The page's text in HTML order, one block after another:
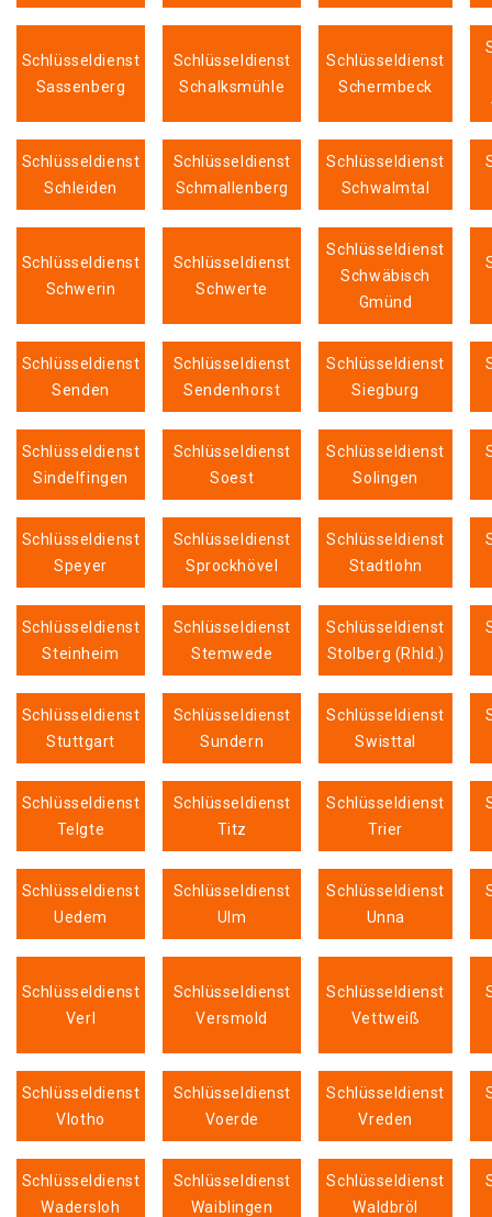
Schlüsseldienst
Sassenberg
Schlüsseldienst
Schalksmühle
Schlüsseldienst
Schermbeck
Schlüsseldienst
Schleiden
Schlüsseldienst
Schmallenberg
Schlüsseldienst
Schwalmtal
Schlüsseldienst
Schwerin
Schlüsseldienst
Schwerte
Schlüsseldienst
Schwäbisch
Gmünd
Schlüsseldienst
Senden
Schlüsseldienst
Sendenhorst
Schlüsseldienst
Siegburg
Schlüsseldienst
Sindelfingen
Schlüsseldienst
Soest
Schlüsseldienst
Solingen
Schlüsseldienst
Speyer
Schlüsseldienst
Sprockhövel
Schlüsseldienst
Stadtlohn
Schlüsseldienst
Steinheim
Schlüsseldienst
Stemwede
Schlüsseldienst
Stolberg (Rhld.)
Schlüsseldienst
Stuttgart
Schlüsseldienst
Sundern
Schlüsseldienst
Swisttal
Schlüsseldienst
Telgte
Schlüsseldienst
Titz
Schlüsseldienst
Trier
Schlüsseldienst
Uedem
Schlüsseldienst
Ulm
Schlüsseldienst
Unna
Schlüsseldienst
Verl
Schlüsseldienst
Versmold
Schlüsseldienst
Vettweiß
Schlüsseldienst
Vlotho
Schlüsseldienst
Voerde
Schlüsseldienst
Vreden
Schlüsseldienst
Wadersloh
Schlüsseldienst
Waiblingen
Schlüsseldienst
Waldbröl